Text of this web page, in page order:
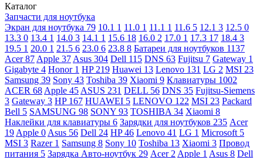
Каталог
Запчасти для ноутбука
Экран для ноутбука 79 10.1 1 11.0 1 11.1 1 11.6 5 12.1 3 12.5 0
13.3 0 13.4 1 14.0 3 14.1 1 15.6 18 16.0 2 17.0 1 17.3 17 18.4 3
19.5 1 20.0 1 21.5 6 23.0 6 23.8 8 Батареи для ноутбуков 1137
Acer87 Apple 37 Asus 304 Dell 115 DNS 63 Fujitsu 7 Gateway 1
Gigabyte 4 Honor 1 HP 219 Huawei 13 Lenovo 131 LG 2 MSI 23
Samsung 39 Sony 43 Toshiba 39 Xiaomi 9 Клавиатуры 1002
ACER 68 Apple 45 ASUS 231 DELL 56 DNS 35 Fujitsu-Siemens
3 Gateway 3 HP 167 HUAWEI 5 LENOVO 122 MSI 23 Packard
Bell 5 SAMSUNG 98 SONY 93 TOSHIBA 34 Xiaomi 8
Наклейки для клавиатуры 6 Зарядки для ноутбуков 235 Acer
19 Apple 0 Asus 56 Dell 24 HP46 Lenovo 41 LG 1 Microsoft 5
MSI 3 Razer 1 Samsung 8 Sony 10 Toshiba 13 Xiaomi 3 Провод
питания 5 Зарядка Авто-ноутбук 29 Acer 2 Apple 1 Asus 8 Dell